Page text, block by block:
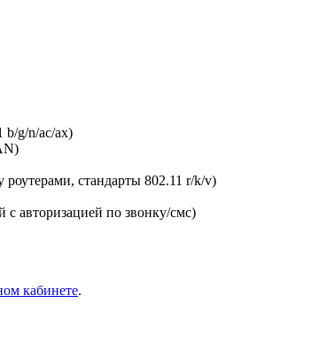
b/g/n/ac/ax)
стандарты 802.11 r/k/v)
авторизацией по звонку/смс)
кабинете.